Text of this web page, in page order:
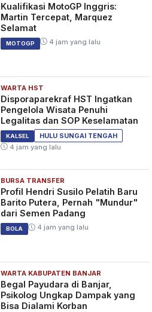
Kualifikasi MotoGP Inggris:
Martin Tercepat, Marquez
Selamat
MOTOGP 4 jam yang lalu
WARTA HST
Disporaparekraf HST Ingatkan
Pengelola Wisata Penuhi
Legalitas dan SOP Keselamatan
KALSEL
HULU SUNGAI TENGAH
4 jam yang lalu
BURSA TRANSFER
Profil Hendri Susilo Pelatih Baru
Barito Putera, Pernah "Mundur"
dari Semen Padang
BOLA 4 jam yang lalu
WARTA KABUPATEN BANJAR
Begal Payudara di Banjar,
Psikolog Ungkap Dampak yang
Bisa Dialami Korban